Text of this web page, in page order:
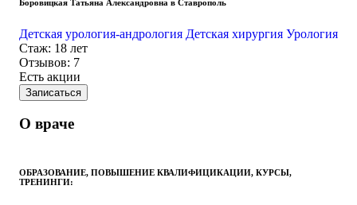
Боровицкая Татьяна Александровна в Ставрополь
Детская урология-андрология Детская хирургия Урология
Стаж: 18 лет
Отзывов: 7
Есть акции
Записаться
О враче
ОБРАЗОВАНИЕ, ПОВЫШЕНИЕ КВАЛИФИЦИКАЦИИ, КУРСЫ,
ТРЕНИНГИ: